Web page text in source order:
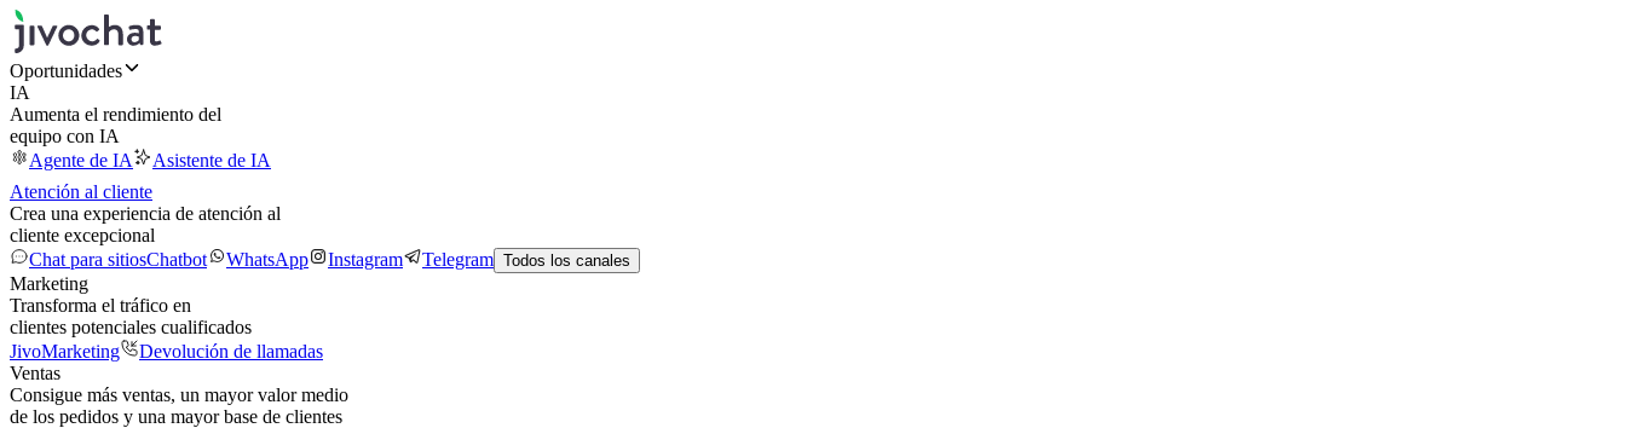
Oportunidades
IA
Aumenta el rendimiento del
equipo con IA
Agente de IA
Asistente de IA
Atención al cliente
Crea una experiencia de atención al
cliente excepcional
Chat para sitiosChatbot WhatsApp Instagram Telegram Todos los canales
Marketing
Transforma el tráfico en
clientes potenciales cualificados
JivoMarketing
Devolución de llamadas
Ventas
Consigue más ventas, un mayor valor medio
de los pedidos y una mayor base de clientes